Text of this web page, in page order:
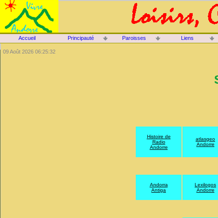
Histoire de
Radio
Andorre
atlasgeo
Andorre
Andorra
Antiga
Lexilogos
Andorre
09 Août 2026 06:25:32
Accueil Principauté Paroisses Liens